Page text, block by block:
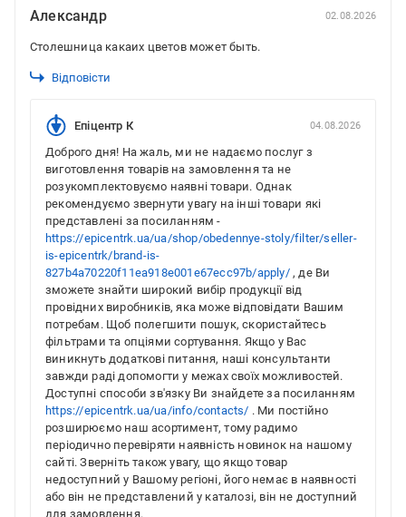
Александр 02.08.2026
Столешница какаих цветов может быть.
Відповісти
Епіцентр К 04.08.2026
Доброго дня! На жаль, ми не надаємо послуг з
виготовлення товарів на замовлення та не
розукомплектовуємо наявні товари. Однак
рекомендуємо звернути увагу на інші товари які
представлені за посиланням -
https://epicentrk.ua/ua/shop/obedennye-stoly/filter/seller-
is-epicentrk/brand-is-
827b4a70220f11ea918e001e67ecc97b/apply/, де Ви
зможете знайти широкий вибір продукції від
провідних виробників, яка може відповідати Вашим
потребам. Щоб полегшити пошук, скористайтесь
фільтрами та опціями сортування. Якщо у Вас
виникнуть додаткові питання, наші консультанти
завжди раді допомогти у межах своїх можливостей.
Доступні способи зв'язку Ви знайдете за посиланням
https://epicentrk.ua/ua/info/contacts/ . Ми постійно
розширюємо наш асортимент, тому радимо
періодично перевіряти наявність новинок на нашому
сайті. Зверніть також увагу, що якщо товар
недоступний у Вашому регіоні, його немає в наявності
або він не представлений у каталозі, він не доступний
для замовлення.